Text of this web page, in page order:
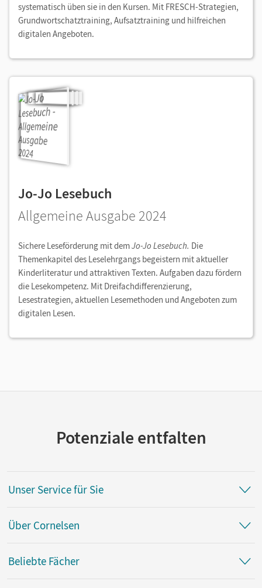
systematisch üben sie in den Kursen. Mit FRESCH-Strategien,
Grundwortschatztraining, Aufsatztraining und hilfreichen
digitalen Angeboten.
Jo-Jo Lesebuch
Allgemeine Ausgabe 2024
Sichere Leseförderung mit demJo-Jo Lesebuch. Die
Themenkapitel des Leselehrgangs begeistern mit aktueller
Kinderliteratur und attraktiven Texten. Aufgaben dazu fördern
die Lesekompetenz. Mit Dreifachdifferenzierung,
Lesestrategien, aktuellen Lesemethoden und Angeboten zum
digitalen Lesen.
Potenziale entfalten
Unser Service für Sie
Über Cornelsen
Beliebte Fächer